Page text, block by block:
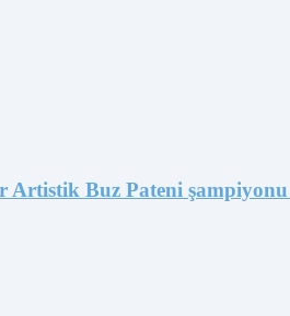
Artistik Buz Pateni